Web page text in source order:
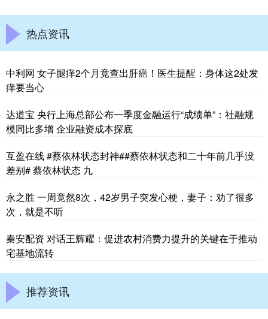
热点资讯
中利网 女子腿痒2个月竟查出肝癌！医生提醒：身体这2处发
痒要当心
达道宝 央行上海总部公布一季度金融运行“成绩单”：社融规
模同比多增 企业融资成本探底
互盈在线 #蔡依林状态封神##蔡依林状态和二十年前几乎没
差别# 蔡依林状态 九
永之胜 一周竟然8次，42岁男子突发心梗，妻子：劝了很多
次，就是不听
秦安配资 对话王辉耀：促进农村消费力提升的关键在于推动
宅基地流转
推荐资讯